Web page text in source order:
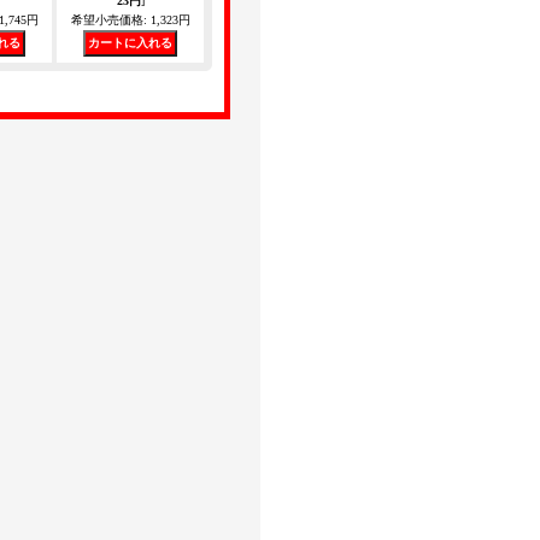
円
希望小売価格: 1,323円